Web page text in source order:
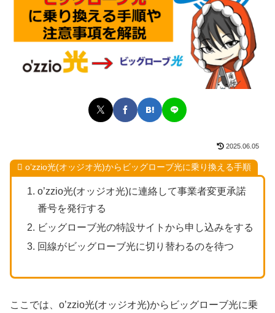
2025.06.05
o’zzio光(オッジオ光)からビッグローブ光に乗り換える手順
o’zzio光(オッジオ光)に連絡して事業者変更承諾
番号を発行する
ビッグローブ光の特設サイトから申し込みをする
回線がビッグローブ光に切り替わるのを待つ
ここでは、o’zzio光(オッジオ光)からビッグローブ光に乗